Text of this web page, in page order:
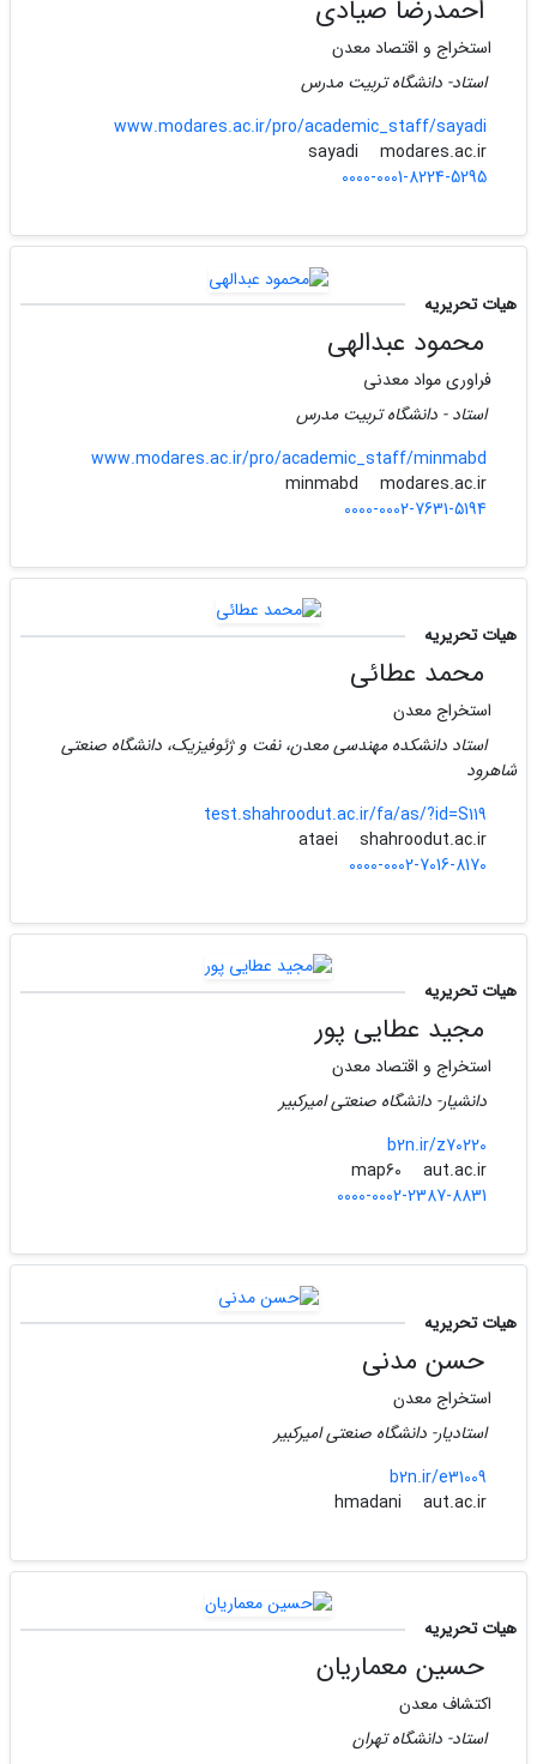
احمدرضا صیادی
استخراج و اقتصاد معدن
استاد- دانشگاه تربیت مدرس
www.modares.ac.ir/pro/academic_staff/sayadi
sayadi
modares.ac.ir
0000-0001-8224-5295
هیات تحریریه
محمود عبدالهی
فراوری مواد معدنی
استاد - دانشگاه تربیت مدرس
www.modares.ac.ir/pro/academic_staff/minmabd
minmabd
modares.ac.ir
0000-0002-7631-5194
هیات تحریریه
محمد عطائی
استخراج معدن
استاد دانشکده مهندسی معدن، نفت و ژئوفیزیک، دانشگاه صنعتی
شاهرود
test.shahroodut.ac.ir/fa/as/?id=S119
ataei
shahroodut.ac.ir
0000-0002-7016-8170
هیات تحریریه
مجید عطایی پور
استخراج و اقتصاد معدن
دانشیار- دانشگاه صنعتی امیرکبیر
b2n.ir/z70220
map60
aut.ac.ir
0000-0002-2387-8831
هیات تحریریه
حسن مدنی
استخراج معدن
استادیار- دانشگاه صنعتی امیرکبیر
b2n.ir/e31009
hmadani
aut.ac.ir
هیات تحریریه
حسین معماریان
اکتشاف معدن
استاد- دانشگاه تهران